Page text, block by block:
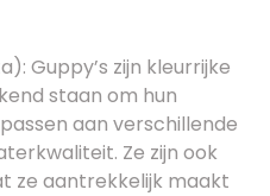
Guppy’s zijn kleurrijke
staan om hun
aan verschillende
Ze zijn ook
ze aantrekkelijk maakt